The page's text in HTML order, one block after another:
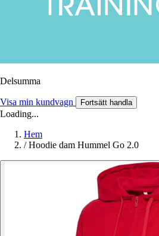
Delsumma
Visa min kundvagn Fortsätt handla
Loading...
Hem
/ Hoodie dam Hummel Go 2.0